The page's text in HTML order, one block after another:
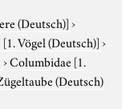
(Deutsch)]›
[1. Vögel (Deutsch)]›
›Columbidae [1.
(Deutsch)